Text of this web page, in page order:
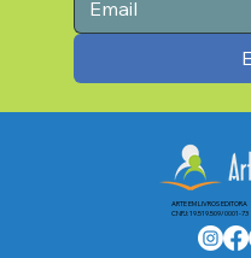
ARTE EM LIVROS EDITORA
CNPJ: 19.519.509/0001-73